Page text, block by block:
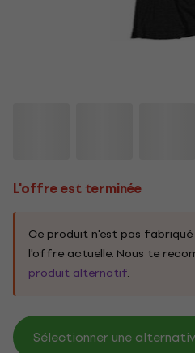
L'offre est terminée
Ce produit n'est pas
l'offre actuelle. Nous te
produit alternatif.
Sélectionner une